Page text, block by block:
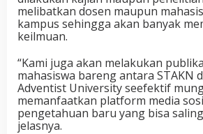
melibatkan dosen maupun
kampus sehingga akan banyak
keilmuan.
“Kami juga akan melakukan
mahasiswa bareng antara STAKN
Adventist University seefektif
memanfaatkan platform media
pengetahuan baru yang bisa
jelasnya.